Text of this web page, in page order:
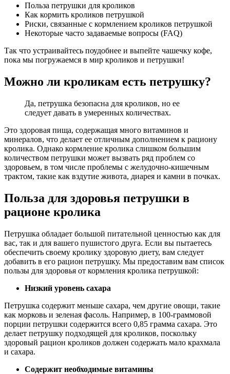
Польза петрушки для кроликов
Как кормить кроликов петрушкой
Риски, связанные с кормлением кроликов петрушкой
Некоторые часто задаваемые вопросы (FAQ)
Так что устраивайтесь поудобнее и выпейте чашечку кофе,
пока мы погружаемся в мир кроликов и петрушки!
Можно ли кроликам есть петрушку?
Да, петрушка безопасна для кроликов, но ее
следует давать в умеренных количествах.
Это здоровая пища, содержащая много витаминов и
минералов, что делает ее отличным дополнением к рациону
кролика. Однако кормление кролика слишком большим
количеством петрушки может вызвать ряд проблем со
здоровьем, в том числе проблемы с желудочно-кишечным
трактом, такие как вздутие живота, диарея и камни в почках.
Польза для здоровья петрушки в
рационе кролика
Петрушка обладает большой питательной ценностью как для
вас, так и для вашего пушистого друга. Если вы пытаетесь
обеспечить своему кролику здоровую диету, вам следует
добавить в его рацион петрушку. Мы предоставим вам список
пользы для здоровья от кормления кролика петрушкой:
Низкий уровень сахара
Петрушка содержит меньше сахара, чем другие овощи, такие
как морковь и зеленая фасоль. Например, в 100-граммовой
порции петрушки содержится всего 0,85 грамма сахара. Это
делает петрушку подходящей для кроликов, поскольку
здоровый рацион кроликов должен содержать мало крахмала
и сахара.
Содержит необходимые витамины